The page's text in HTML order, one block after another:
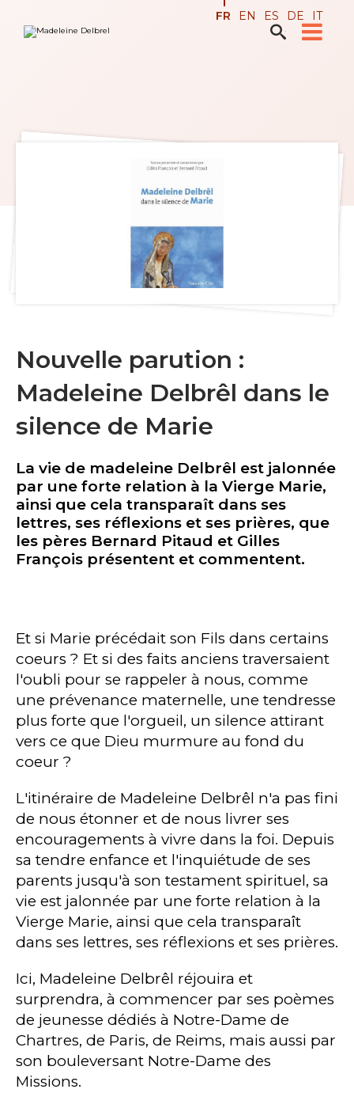
contenu.

Recherche avancée…
FR EN ES DE IT
Nouvelle parution :
Madeleine Delbrêl dans le
silence de Marie
La vie de madeleine Delbrêl est jalonnée
par une forte relation à la Vierge Marie,
ainsi que cela transparaît dans ses
lettres, ses réflexions et ses prières, que
les pères Bernard Pitaud et Gilles
François présentent et commentent.
Et si Marie précédait son Fils dans certains
coeurs ? Et si des faits anciens traversaient
l'oubli pour se rappeler à nous, comme
une prévenance maternelle, une tendresse
plus forte que l'orgueil, un silence attirant
vers ce que Dieu murmure au fond du
coeur ?
L'itinéraire de Madeleine Delbrêl n'a pas fini
de nous étonner et de nous livrer ses
encouragements à vivre dans la foi. Depuis
sa tendre enfance et l'inquiétude de ses
parents jusqu'à son testament spirituel, sa
vie est jalonnée par une forte relation à la
Vierge Marie, ainsi que cela transparaît
dans ses lettres, ses réflexions et ses prières.
Ici, Madeleine Delbrêl réjouira et
surprendra, à commencer par ses poèmes
de jeunesse dédiés à Notre-Dame de
Chartres, de Paris, de Reims, mais aussi par
son bouleversant Notre-Dame des
Missions.